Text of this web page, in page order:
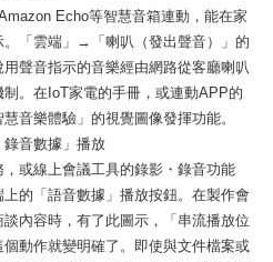
Echo等智慧音箱連動，能在家
。「雲端」→「喇叭（發出聲音）」的
聲音指示的音樂經由網路從客廳喇叭
。在IoT家電的手冊，或連動APP的
音樂體驗」的視覺圖像發揮功能。
錄音數據」播放
或線上會議工具的錄影・錄音功能
的「語音數據」播放按鈕。在製作會
內容時，有了此圖示，「串流播放位
動作就變明確了。即使與文件檔案或